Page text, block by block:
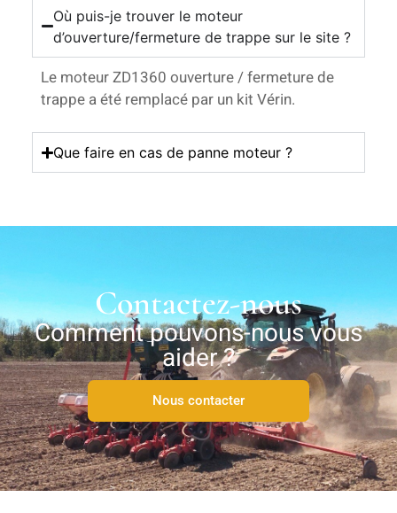
Où puis-je trouver le moteur
d’ouverture/fermeture de trappe sur le site ?
Le moteur ZD1360 ouverture / fermeture de
trappe a été remplacé par un kit Vérin.
Que faire en cas de panne moteur ?
Contactez-nous
Comment pouvons-nous vous
aider ?
Nous contacter